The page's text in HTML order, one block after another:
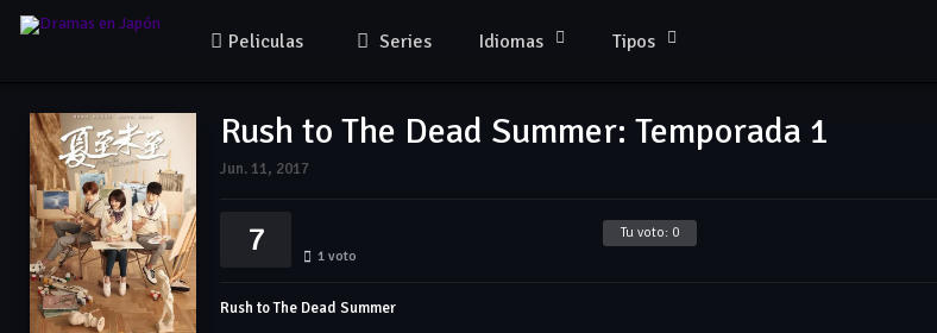
Peliculas Series Idiomas Tipos
Rush to The Dead Summer: Temporada 1
Jun. 11, 2017
Tu voto: 0
7 1 voto
Rush to The Dead Summer